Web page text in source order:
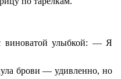
улыбкой: — Я
брови — удивленно, но